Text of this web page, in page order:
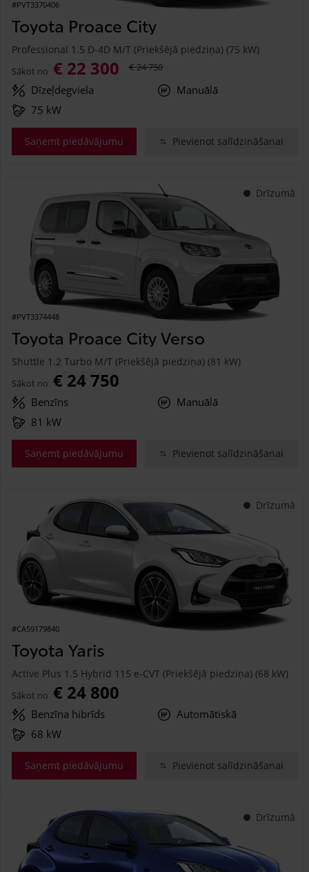
#PVT3370406
Toyota Proace City
Professional 1.5 D-4D M/T (Priekšējā piedziņa) (75 kW)
Sākot no € 22 300 € 24 750
Dīzeļdegviela
Manuālā
75 kW
Saņemt piedāvājumu Pievienot salīdzināšanai
Drīzumā
#PVT3374448
Toyota Proace City Verso
Shuttle 1.2 Turbo M/T (Priekšējā piedziņa) (81 kW)
Sākot no € 24 750
Benzīns
Manuālā
81 kW
Saņemt piedāvājumu Pievienot salīdzināšanai
Drīzumā
#CA59179840
Toyota Yaris
Active Plus 1.5 Hybrid 115 e-CVT (Priekšējā piedziņa) (68 kW)
Sākot no € 24 800
Benzīna hibrīds
Automātiskā
68 kW
Saņemt piedāvājumu Pievienot salīdzināšanai
Drīzumā